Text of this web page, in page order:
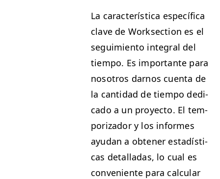
La car­ac­terís­ti­ca especí­fi­ca
clave de Work­sec­tion es el
seguimien­to inte­gral del
tiem­po. Es impor­tante para
nosotros darnos cuen­ta de
la can­ti­dad de tiem­po ded­i­
ca­do a un proyec­to. El tem­
po­rizador y los informes
ayu­dan a obten­er estadís­ti­
cas detal­ladas, lo cual es
con­ve­niente para cal­cu­lar